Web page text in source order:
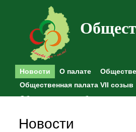
Новости О палате
Общественная палата VII созыв
Общественные наблюдения
Новости